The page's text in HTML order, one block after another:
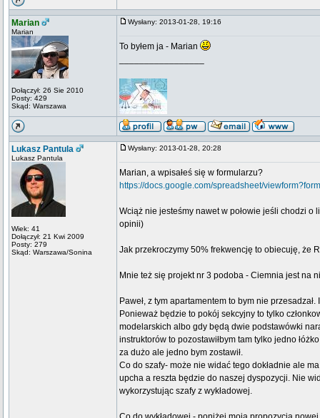
Marian
Marian
Dołączył: 26 Sie 2010
Posty: 429
Skąd: Warszawa
Wysłany: 2013-01-28, 19:16
To byłem ja - Marian
Lukasz Pantula
Lukasz Pantula
Wiek: 41
Dołączył: 21 Kwi 2009
Posty: 279
Skąd: Warszawa/Sonina
Wysłany: 2013-01-28, 20:28
Marian, a wpisałeś się w formularzu?
https://docs.google.com/spreadsheet/
Wciąż nie jesteśmy nawet w połowie jeśli chodzi o
opinii)
Jak przekroczymy 50% frekwencję to obiecuję, że
Mnie też się projekt nr 3 podoba - Ciemnia jest na
Paweł, z tym apartamentem to bym nie
Ponieważ będzie to pokój sekcyjny to tylko
modelarskich albo gdy będą dwie podstawówki
instruktorów to pozostawiłbym tam tylko jedno
za dużo ale jedno bym zostawił.
Co do szafy- może nie widać tego dokładnie ale
upcha a reszta będzie do naszej dyspozycji. Nie
wykorzystując szafy z wykładowej.